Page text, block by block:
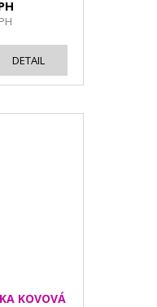
DETAIL
KOVOVÁ